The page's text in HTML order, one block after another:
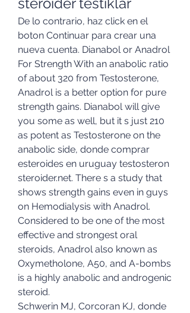
De lo contrario, haz click en el
boton Continuar para crear una
nueva cuenta. Dianabol or Anadrol
For Strength With an anabolic ratio
of about 320 from Testosterone,
Anadrol is a better option for pure
strength gains. Dianabol will give
you some as well, but it s just 210
as potent as Testosterone on the
anabolic side, donde comprar
esteroides en uruguay testosteron
steroider.net. There s a study that
shows strength gains even in guys
on Hemodialysis with Anadrol.
Considered to be one of the most
effective and strongest oral
steroids, Anadrol also known as
Oxymetholone, A50, and A-bombs
is a highly anabolic and androgenic
steroid.
Schwerin MJ, Corcoran KJ, donde